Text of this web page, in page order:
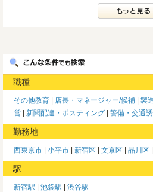
職種
その他教育 店長・マネージャー/候補 製
営
新聞配達・ポスティング 警備・交通
勤務地
西東京市 小平市 新宿区 文京区 品川区
駅
新宿駅 池袋駅 渋谷駅